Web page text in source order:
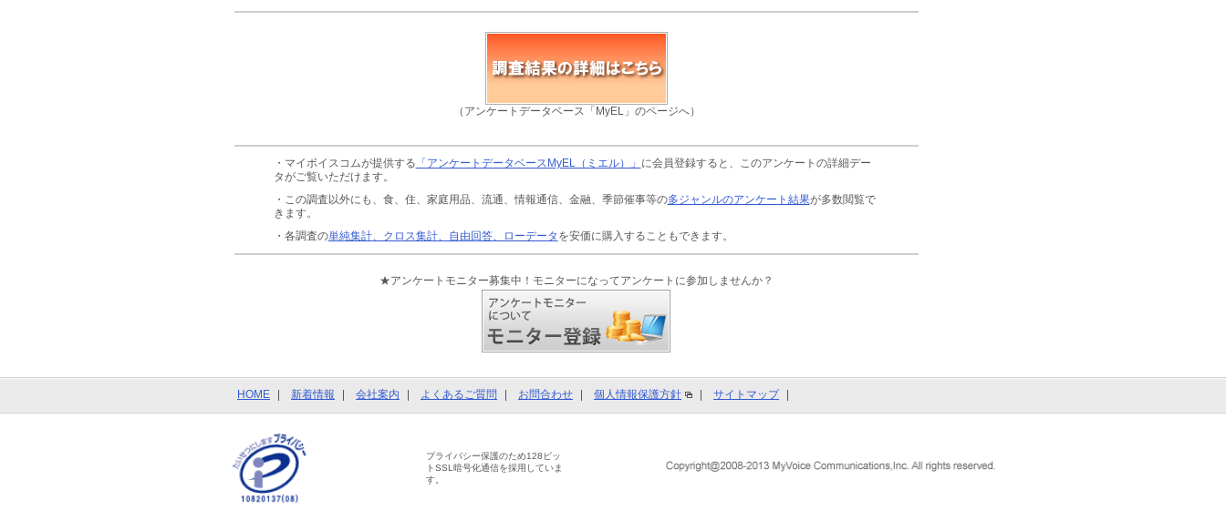
（アンケートデータベース「MyEL」のページへ）
・マイボイスコムが提供する 「アンケートデータベースMyEL（ミエル）」 に会員登録すると、このアンケートの詳細デー
タがご覧いただけます。
・この調査以外にも、食、住、家庭用品、流通、情報通信、金融、季節催事等の多ジャンルのアンケート結果が多数閲覧で
きます。
・各調査の単純集計、クロス集計、自由回答、ローデータ を安価に購入することもできます。
★アンケートモニター募集中！モニターになってアンケートに参加しませんか？
HOME 新着情報 会社案内 よくあるご質問 お問合わせ 個人情報保護方針 サイトマップ
プライバシー保護のため128ビッ
トSSL暗号化通信を採用していま
す。